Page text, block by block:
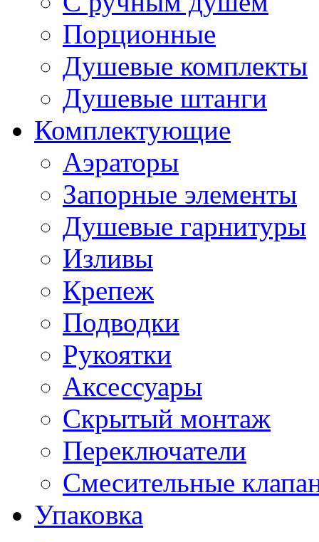
Порционные
Душевые комплекты
Душевые штанги
Комплектующие
Аэраторы
Запорные элементы
Душевые гарнитуры
Изливы
Крепеж
Подводки
Рукоятки
Аксессуары
Скрытый монтаж
Переключатели
Смесительные
Упаковка